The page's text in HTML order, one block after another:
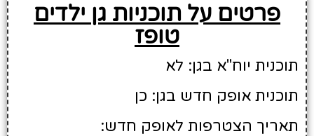
פרטים על תוכניות גן ילדים
טופז
תוכנית יוח"א בגן: לא
תוכנית אופק חדש בגן: כן
תאריך הצטרפות לאופק חדש: